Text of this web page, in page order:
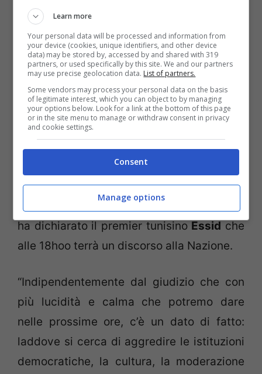
coppia di romani di religione ebraica erano
all’interno dell’edificio al momento
dell’assalto dei terroristi e sono riusciti a
scappare al di fuori del museo prima di
essere visti dal comando che ha preso in
ostaggio gli altri turisti.
“Questa sarà una guerra lunga, dobbiamo
mobilitarci a ogni livello, tutti insieme,
contro il terrorismo. Serve unità nella
difesa del nostro paese che è in pericolo”,
ha dichiarato il premier tunisino Essid che
alle 18hoo terrà un discorso alla Nazione.
“Indipendentemente dal giudizio che con
più lucidità e calma che potremo dare
nelle prossime ore, c’è un dato di fatto:
laddove si cerca di aggredire le istituzioni
democratiche, la cultura, la moderazione
Learn more
Your personal data will be processed and information from
your device (cookies, unique identifiers, and other device
data) may be stored by, accessed by and shared with 319
partners, or used specifically by this site. We and our partners
may use precise geolocation data. List of partners.
Some vendors may process your personal data on the basis
of legitimate interest, which you can object to by managing
your options below. Look for a link at the bottom of this page
or in the site menu to manage or withdraw consent in privacy
and cookie settings.
Consent
Manage options